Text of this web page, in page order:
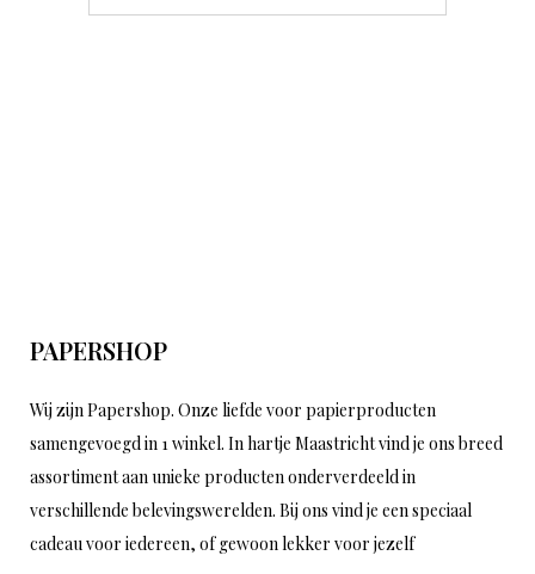
PAPERSHOP
Wij zijn Papershop. Onze liefde voor papierproducten
samengevoegd in 1 winkel. In hartje Maastricht vind je ons breed
assortiment aan unieke producten onderverdeeld in
verschillende belevingswerelden. Bij ons vind je een speciaal
cadeau voor iedereen, of gewoon lekker voor jezelf